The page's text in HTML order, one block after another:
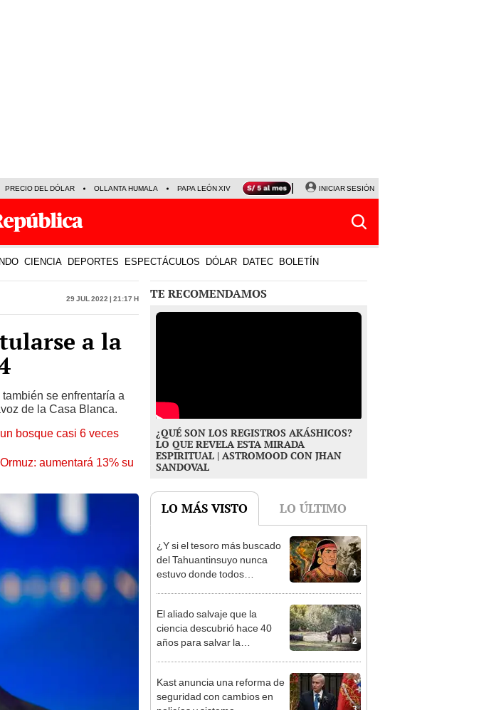
PRECIO DEL DÓLAR OLLANTA HUMALA PAPA LEÓN XIV NALDY SALDAÑA LA BELLA LUZ
INICIAR SESIÓN
CIENCIA DEPORTES ESPECTÁCULOS DÓLAR DATEC BOLETÍN
29 Jul 2022 | 21:17 h
a la
se enfrentaría a
de la Casa Blanca.
bosque casi 6 veces
aumentará 13% su
TE RECOMENDAMOS
¿QUÉ SON LOS REGISTROS AKÁSHICOS?
LO QUE REVELA ESTA MIRADA
ESPIRITUAL | ASTROMOOD CON JHAN
SANDOVAL
LO MÁS VISTO LO ÚLTIMO
1
¿Y si el tesoro más buscado
del Tahuantinsuyo nunca
estuvo donde todos
Atahualpa
2
El aliado salvaje que la
ciencia descubrió hace 40
años para salvar la
convirtiendo el desierto en un
paisaje con más vida
Kast anuncia una reforma de
seguridad con cambios en